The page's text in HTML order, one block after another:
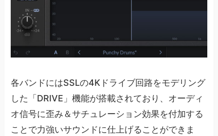
各バンドにはSSLの4Kドライブ回路をモデリング
した「DRIVE」機能が搭載されており、オーディ
オ信号に歪み＆サチュレーション効果を付加する
ことで力強いサウンドに仕上げることができま